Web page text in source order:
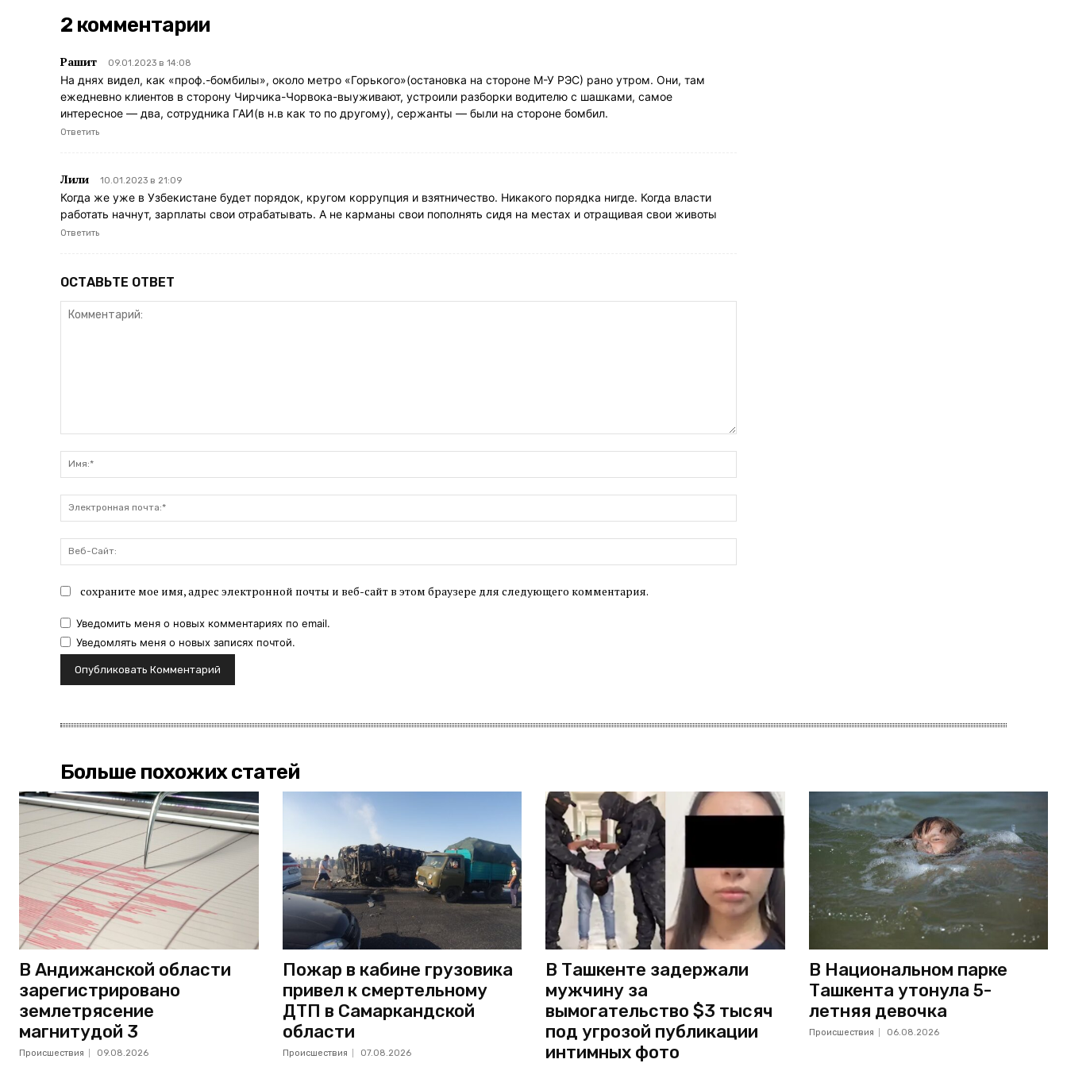
2 комментарии
Рашит 09.01.2023 в 14:08
На днях видел, как «проф.-бомбилы», около метро «Горького»(остановка на стороне М-У РЭС) рано утром. Они, там
ежедневно клиентов в сторону Чирчика-Чорвока-выуживают, устроили разборки водителю с шашками, самое
интересное — два, сотрудника ГАИ(в н.в как то по другому), сержанты — были на стороне бомбил.
Ответить
Лили 10.01.2023 в 21:09
Когда же уже в Узбекистане будет порядок, кругом коррупция и взятничество. Никакого порядка нигде. Когда власти
работать начнут, зарплаты свои отрабатывать. А не карманы свои пополнять сидя на местах и отращивая свои животы
Ответить
ОСТАВЬТЕ ОТВЕТ
почта:*
Сайт:
сохраните мое имя, адрес электронной почты и веб-сайт в этом браузере для следующего комментария.
Уведомить меня о новых комментариях по email.
Уведомлять меня о новых записях почтой.
Больше похожих статей
В Андижанской области
зарегистрировано
землетрясение
магнитудой 3
Происшествия 09.08.2026
Пожар в кабине грузовика
привел к смертельному
ДТП в Самаркандской
области
Происшествия 07.08.2026
В Ташкенте задержали
мужчину за
вымогательство $3 тысяч
под угрозой публикации
интимных фото
В Национальном парке
Ташкента утонула 5-
летняя девочка
Происшествия 06.08.2026